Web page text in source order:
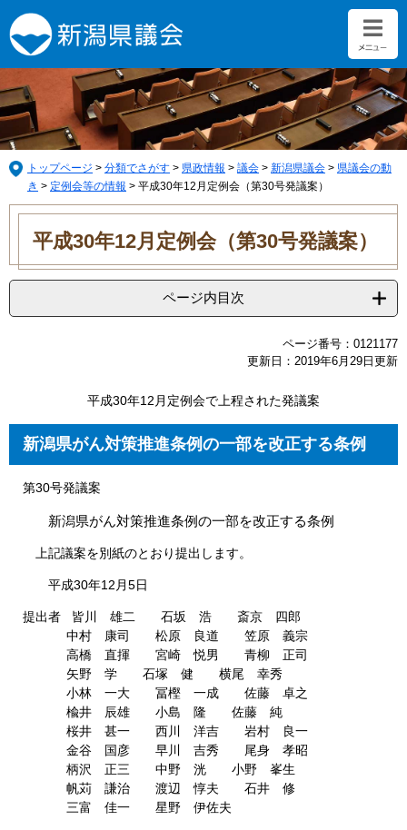
ー
ジ
の
先
頭
で
す。
ニ
ュ
ー
を
飛
ば
し
て
トップページ > 分類でさがす > 県政情報 > 議会 > 新潟県議会 > 県議会の動
き > 定例会等の情報 > 平成30年12月定例会（第30号発議案）
本
平成30年12月定例会（第30号発議案）
ページ内目次
ページ番号：0121177
更新日：2019年6月29日更新
平成30年12月定例会で上程された発議案
新潟県がん対策推進条例の一部を改正する条例
第30号発議案
新潟県がん対策推進条例の一部を改正する条例
上記議案を別紙のとおり提出します。
平成30年12月5日
提出者 皆川 雄二 石坂 浩 斎京 四郎
中村 康司 松原 良道 笠原 義宗
高橋 直揮 宮崎 悦男 青柳 正司
矢野 学 石塚 健 横尾 幸秀
小林 一大 冨樫 一成 佐藤 卓之
楡井 辰雄 小島 隆 佐藤 純
桜井 甚一 西川 洋吉 岩村 良一
金谷 国彦 早川 吉秀 尾身 孝昭
柄沢 正三 中野 洸 小野 峯生
帆苅 謙治 渡辺 惇夫 石井 修
三富 佳一 星野 伊佐夫